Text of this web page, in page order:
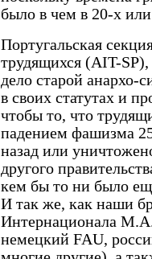
было в чем в 20-х
Португальская
трудящихся (AIT-SP),
дело старой анархо-
в своих статутах и
чтобы то, что
падением фашизма
назад или
другого
кем бы то ни было
И так же, как наши
Интернационала
немецкий FAU,